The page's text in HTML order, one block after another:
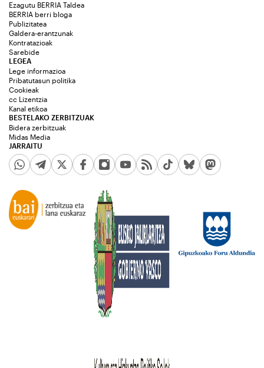
Ezagutu BERRIA Taldea
BERRIA berri bloga
Publizitatea
Galdera-erantzunak
Kontratazioak
Sarebide
JARRAITU
LEGEA
Lege informazioa
Pribatutasun politika
Cookieak
cc Lizentzia
Kanal etikoa
BESTELAKO ZERBITZUAK
Bidera zerbitzuak
Midas Media